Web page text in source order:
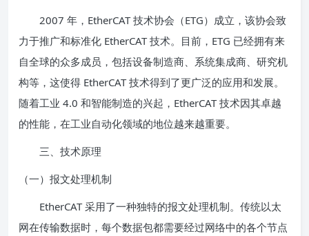
2007 年，EtherCAT 技术协会（ETG）成立，该协会致
力于推广和标准化 EtherCAT 技术。目前，ETG 已经拥有来
自全球的众多成员，包括设备制造商、系统集成商、研究机
构等，这使得 EtherCAT 技术得到了更广泛的应用和发展。
随着工业 4.0 和智能制造的兴起，EtherCAT 技术因其卓越
的性能，在工业自动化领域的地位越来越重要。
三、技术原理
（一）报文处理机制
EtherCAT 采用了一种独特的报文处理机制。传统以太
网在传输数据时，每个数据包都需要经过网络中的各个节点